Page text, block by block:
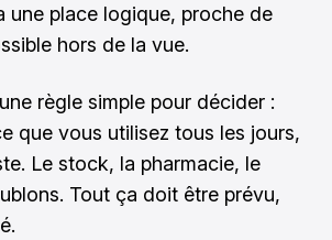
une place logique, proche de
hors de la vue.
règle simple pour décider :
que vous utilisez tous les jours,
Le stock, la pharmacie, le
Tout ça doit être prévu,